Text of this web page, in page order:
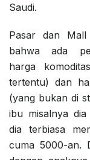
Saudi.
Pasar dan Mall
bahwa ada
harga
tertentu) dan
(yang bukan di
ibu misalnya
dia terbiasa
cuma 5000-an.